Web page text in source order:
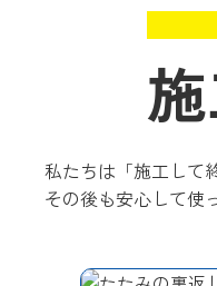
私たちは「施工して
その後も安心して使